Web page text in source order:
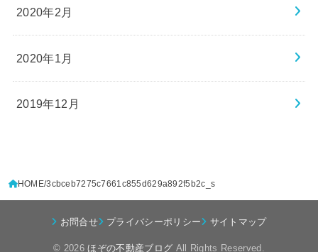
2020年2月
2020年1月
2019年12月
HOME 3cbceb7275c7661c855d629a892f5b2c_s
お問合せ プライバシーポリシー サイトマップ
© 2026ほぞの不動産ブログ All Rights Reserved.